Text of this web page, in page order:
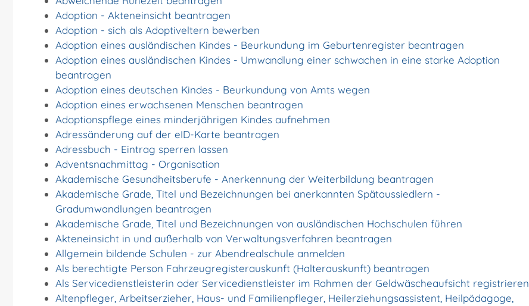
Adoption - Akteneinsicht beantragen
Adoption - sich als Adoptiveltern bewerben
Adoption eines ausländischen Kindes - Beurkundung im Geburtenregister beantragen
Adoption eines ausländischen Kindes - Umwandlung einer schwachen in eine starke Adoption
beantragen
Adoption eines deutschen Kindes - Beurkundung von Amts wegen
Adoption eines erwachsenen Menschen beantragen
Adoptionspflege eines minderjährigen Kindes aufnehmen
Adressänderung auf der eID-Karte beantragen
Adressbuch - Eintrag sperren lassen
Adventsnachmittag - Organisation
Akademische Gesundheitsberufe - Anerkennung der Weiterbildung beantragen
Akademische Grade, Titel und Bezeichnungen bei anerkannten Spätaussiedlern -
Gradumwandlungen beantragen
Akademische Grade, Titel und Bezeichnungen von ausländischen Hochschulen führen
Akteneinsicht in und außerhalb von Verwaltungsverfahren beantragen
Allgemein bildende Schulen - zur Abendrealschule anmelden
Als berechtigte Person Fahrzeugregisterauskunft (Halterauskunft) beantragen
Als Servicedienstleisterin oder Servicedienstleister im Rahmen der Geldwäscheaufsicht registrieren
Altenpfleger, Arbeitserzieher, Haus- und Familienpfleger, Heilerziehungsassistent, Heilpädagoge,